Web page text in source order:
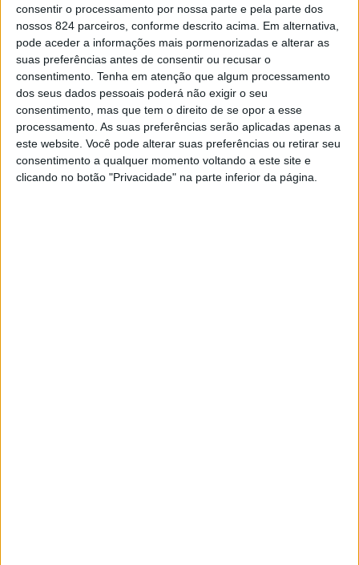
consentir o processamento por nossa parte e pela parte dos
nossos 824 parceiros, conforme descrito acima. Em alternativa,
pode aceder a informações mais pormenorizadas e alterar as
suas preferências antes de consentir ou recusar o
consentimento. Tenha em atenção que algum processamento
dos seus dados pessoais poderá não exigir o seu
consentimento, mas que tem o direito de se opor a esse
processamento. As suas preferências serão aplicadas apenas a
este website. Você pode alterar suas preferências ou retirar seu
consentimento a qualquer momento voltando a este site e
clicando no botão "Privacidade" na parte inferior da página.
outro lado, melhora a atenção e facilita um
pensamento e um raciocínio mais prudente e
coerente”, explica o artigo.
“A nossa pesquisa sugere que o mau humor
melhora as estratégias para processar a
informação em situações difíceis”, acrescenta.
As pessoas com um estado de ânimo mais
descaído possuem ainda maior capacidade de